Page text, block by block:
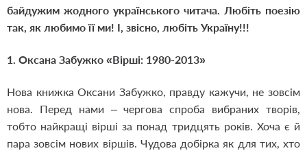
байдужим жодного українського читача. Любіть поезію
так, як любимо її ми! І, звісно, любіть Україну!!!
1. Оксана Забужко «Вірші: 1980-2013»
Нова книжка Оксани Забужко, правду кажучи, не зовсім
нова. Перед нами – чергова спроба вибраних творів,
тобто найкращі вірші за понад тридцять років. Хоча є й
пара зовсім нових віршів. Чудова добірка як для тих, хто